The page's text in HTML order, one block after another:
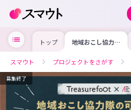
トップ 地域おこし協力隊
の可能性を広げる
開講！一緒に事業
を立ち上げる0期
生募集！
スマウト プロジェクトをさがす
募集終了